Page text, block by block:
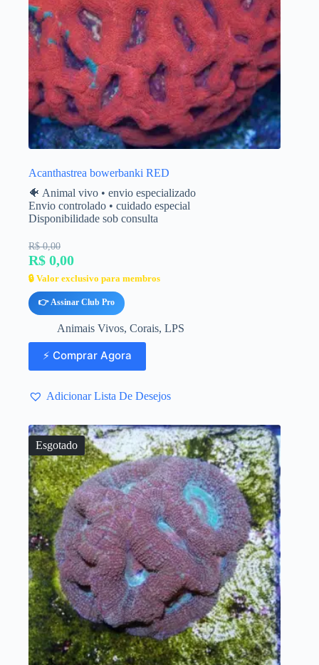
Acanthastrea bowerbanki RED
🐠 Animal vivo • envio especializado
Envio controlado • cuidado especial
Disponibilidade sob consulta
R$ 0,00
R$ 0,00
🔒 Valor exclusivo para membros
👉 Assinar Club Pro
Animais Vivos, Corais, LPS
⚡ Comprar Agora
Adicionar Lista De Desejos
Esgotado